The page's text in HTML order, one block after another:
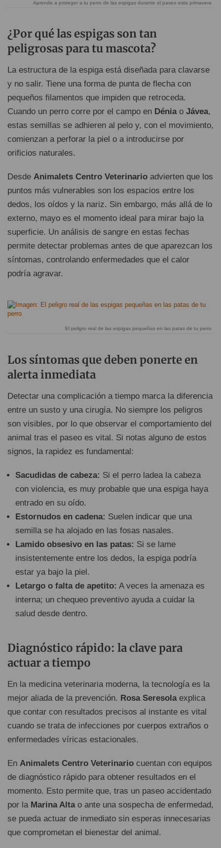
Aprende a proteger a tu perro de las espigas durante el paseo esta primavera
¿Por qué las espigas son tan
peligrosas para tu mascota?
La estructura de la espiga está diseñada para clavarse
y no salir. Tiene una forma de punta de flecha con
pequeños filamentos que impiden que retroceda.
Cuando un perro corre por el campo en Déniao Jávea,
estas semillas se adhieren al pelo y, con el movimiento,
comienzan a perforar la piel o a introducirse por
orificios naturales.
Desde Animalets Centro Veterinario advierten que los
puntos más vulnerables son los espacios entre los
dedos, los oídos y la nariz. Sin embargo, más allá de lo
externo, mayo es el momento ideal para mirar bajo la
superficie. Un análisis de sangre en estas fechas
permite detectar problemas antes de que aparezcan los
síntomas, controlando enfermedades que el calor
podría agravar.
El peligro real de las espigas pequeñas en las patas de tu perro
Los síntomas que deben ponerte en
alerta inmediata
Detectar una complicación a tiempo marca la diferencia
entre un susto y una cirugía. No siempre los peligros
son visibles, por lo que observar el comportamiento del
animal tras el paseo es vital. Si notas alguno de estos
signos, la rapidez es fundamental:
Sacudidas de cabeza: Si el perro ladea la cabeza
con violencia, es muy probable que una espiga haya
entrado en su oído.
Estornudos en cadena: Suelen indicar que una
semilla se ha alojado en las fosas nasales.
Lamido obsesivo en las patas: Si se lame
insistentemente entre los dedos, la espiga podría
estar ya bajo la piel.
Letargo o falta de apetito: A veces la amenaza es
interna; un chequeo preventivo ayuda a cuidar la
salud desde dentro.
Diagnóstico rápido: la clave para
actuar a tiempo
En la medicina veterinaria moderna, la tecnología es la
mejor aliada de la prevención. Rosa Seresolaexplica
que contar con resultados precisos al instante es vital
cuando se trata de infecciones por cuerpos extraños o
enfermedades víricas estacionales.
En Animalets Centro Veterinario cuentan con equipos
de diagnóstico rápido para obtener resultados en el
momento. Esto permite que, tras un paseo accidentado
por la Marina Altao ante una sospecha de enfermedad,
se pueda actuar de inmediato sin esperas innecesarias
que comprometan el bienestar del animal.